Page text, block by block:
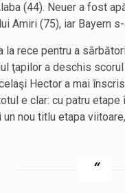
(44). Neuer a fost
Amiri (75), iar Bayern
la rece pentru a
ţapilor a deschis
Hector a mai
e clar: cu patru etape
nou titlu etapa